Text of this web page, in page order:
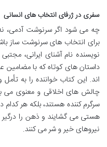
سفری در ژرفای انتخاب های انسانی
چه می شود اگر سرنوشت آدمی،
برای انتخاب های سرنوشت ساز
نویسنده نام آشنای ایرانی،
داستان های کوتاه که با
اند. این کتاب خواننده را به تأمل
چالش های اخلاقی و معنوی می
سرگرم کننده هستند، بلکه هر
هستی می گشایند و ذهن را درگیر
نیروهای خیر و شر می کنند.